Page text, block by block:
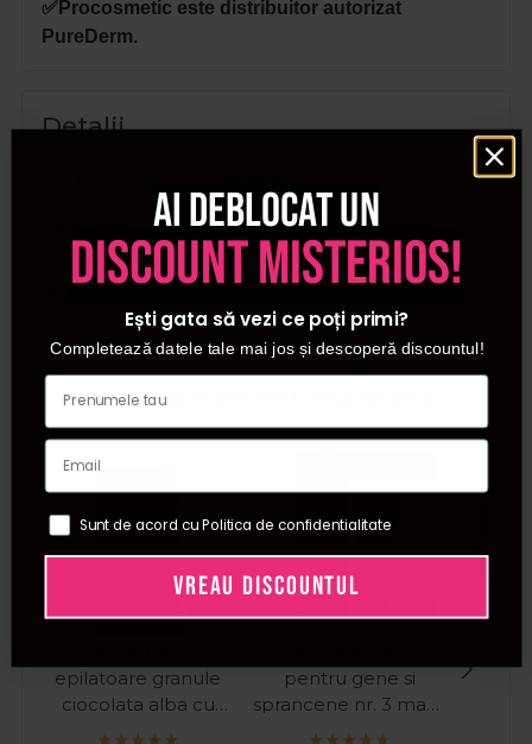
✅Procosmetic este distribuitor autorizat
PureDerm.
Detalii
Ingrijirea ochilor,
pentru fata
Cumparate frecvent impreuna:
epilatoare granule
ciocolata alba cu
aroma de vanilie Hot
pentru gene si
sprancene nr. 3 maro
natural 15ml
Ai deblocat un
discount misterios!
Ești gata să vezi ce poți primi?
Completează datele tale mai jos și descoperă discountul!
Sunt de acord cu Politica de confidentialitate
VREAU DISCOUNTUL